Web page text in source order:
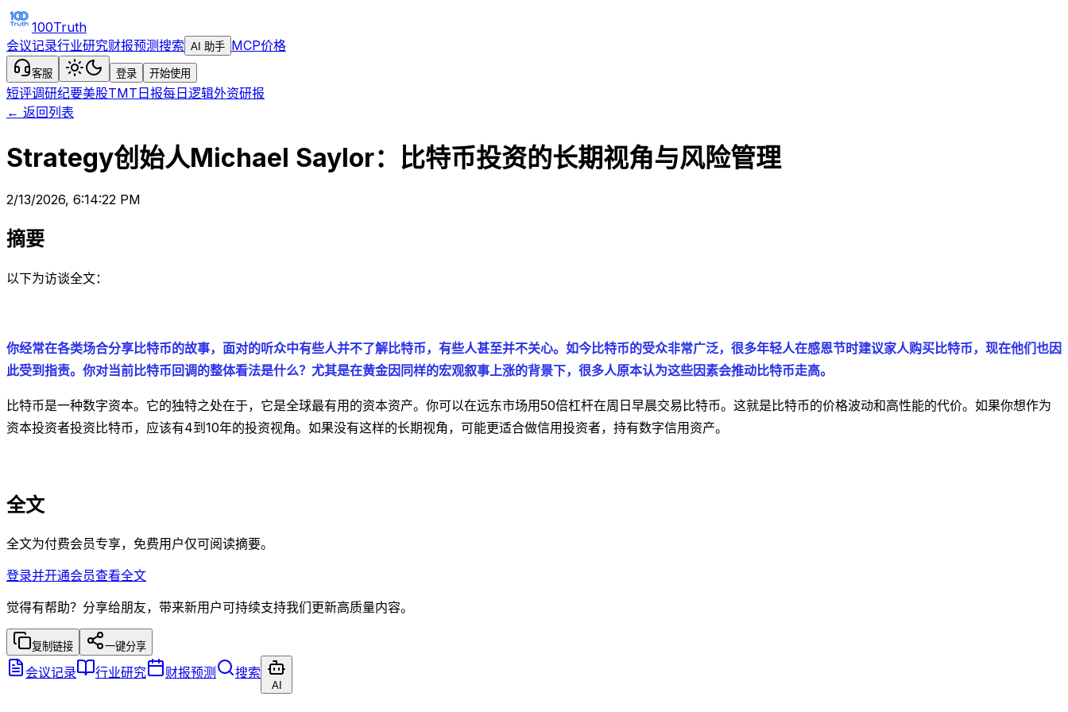
100Truth
会议记录行业研究财报预测搜索 AI 助手 MCP价格
客服 登录 开始使用
短评调研纪要美股TMT日报每日逻辑外资研报
← 返回列表
Strategy创始人Michael Saylor：比特币投资的长期视角与风险管理
2/13/2026, 6:14:22 PM
摘要
以下为访谈全文：
你经常在各类场合分享比特币的故事，面对的听众中有些人并不了解比特币，有些人甚至并不关心。如今比特币的受众非常广泛，很多年轻人在感恩节时建议家人购买比特币，现在他们也因
此受到指责。你对当前比特币回调的整体看法是什么？尤其是在黄金因同样的宏观叙事上涨的背景下，很多人原本认为这些因素会推动比特币走高。
比特币是一种数字资本。它的独特之处在于，它是全球最有用的资本资产。你可以在远东市场用50倍杠杆在周日早晨交易比特币。这就是比特币的价格波动和高性能的代价。如果你想作为
资本投资者投资比特币，应该有4到10年的投资视角。如果没有这样的长期视角，可能更适合做信用投资者，持有数字信用资产。
全文
全文为付费会员专享，免费用户仅可阅读摘要。
登录并开通会员查看全文
觉得有帮助？分享给朋友，带来新用户可持续支持我们更新高质量内容。
复制链接 一键分享
会议记录 行业研究 财报预测 搜索
AI